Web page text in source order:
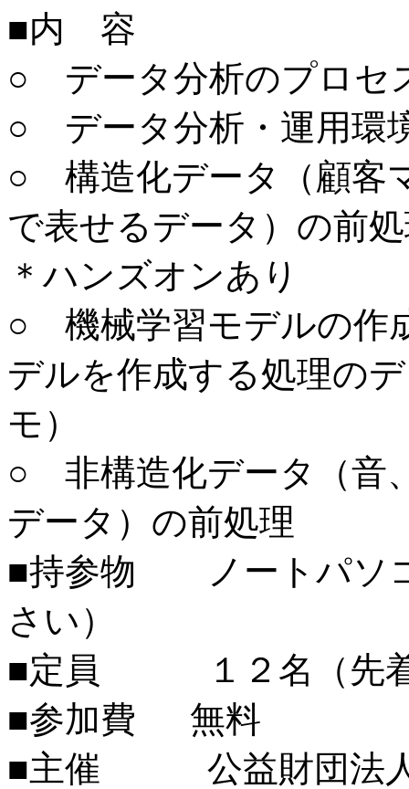
■内 容
○ データ分析のプロセ
○ データ分析・運用環
○ 構造化データ（顧客
で表せるデータ）の前
＊ハンズオンあり
○ 機械学習モデルの作
デルを作成する処理のデ
モ）
○ 非構造化データ（音
データ）の前処理
■持参物 ノートパソコ
さい）
■定員 １２名（先
■参加費 無料
■主催 公益財団法人